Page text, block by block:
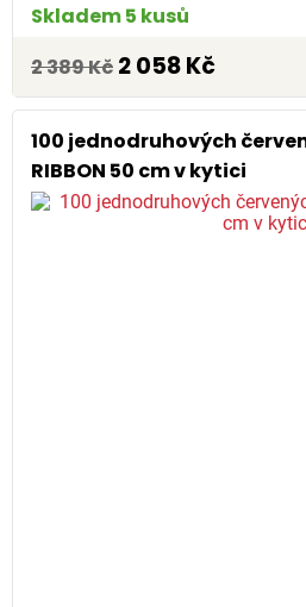
Skladem 5 kusů
2 389 Kč 2 058 Kč
100 jednodruhových
RIBBON 50 cm v kytici